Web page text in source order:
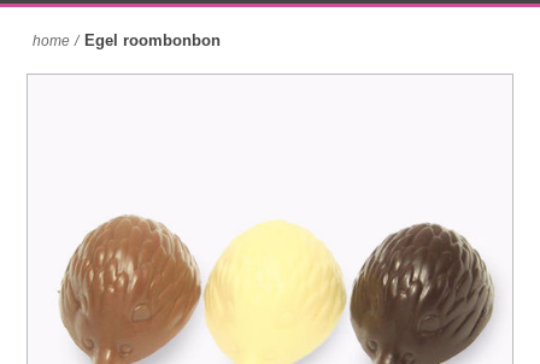
home / Egel roombonbon